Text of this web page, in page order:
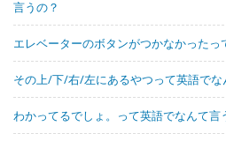
言うの？
エレベーターのボタンがつかなかったっ
その上/下/右/左にあるやつって英語でな
わかってるでしょ。って英語でなんて言